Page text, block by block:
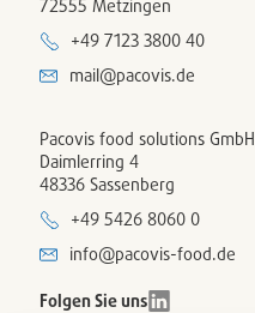
72555 Metzingen
+49 7123 3800 40
mail@pacovis.de
Pacovis food solutions GmbH
Daimlerring 4
48336 Sassenberg
+49 5426 8060 0
info@pacovis-food.de
Folgen Sie uns